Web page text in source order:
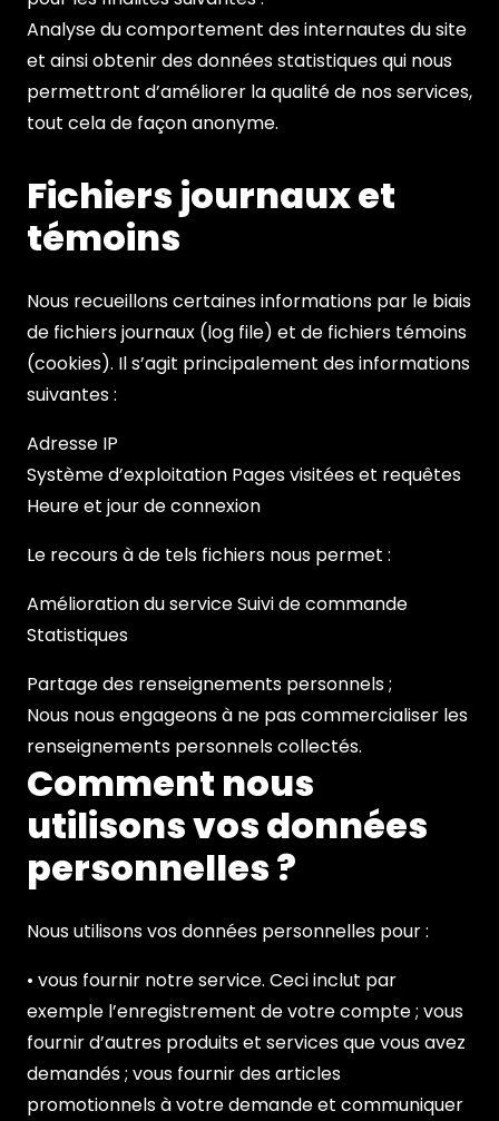
Analyse du comportement des internautes du site
et ainsi obtenir des données statistiques qui nous
permettront d’améliorer la qualité de nos services,
tout cela de façon anonyme.
Fichiers journaux et
témoins
Nous recueillons certaines informations par le biais
de fichiers journaux (log file) et de fichiers témoins
(cookies). Il s’agit principalement des informations
suivantes :
Adresse IP
Système d’exploitation Pages visitées et requêtes
Heure et jour de connexion
Le recours à de tels fichiers nous permet :
Amélioration du service Suivi de commande
Statistiques
Partage des renseignements personnels ;
Nous nous engageons à ne pas commercialiser les
renseignements personnels collectés.
Comment nous
utilisons vos données
personnelles ?
Nous utilisons vos données personnelles pour :
• vous fournir notre service. Ceci inclut par
exemple l’enregistrement de votre compte ; vous
fournir d’autres produits et services que vous avez
demandés ; vous fournir des articles
promotionnels à votre demande et communiquer